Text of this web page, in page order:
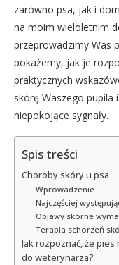
zarówno psa, jak i
na moim wieloletnim
przeprowadzimy Was
pokażemy, jak je
praktycznych
skórę Waszego pupila
niepokojące sygnały.
Spis treści
Choroby skóry u psa
Wprowadzenie
Najczęściej
Objawy skórne
Terapia schorzeń
Jak rozpoznać, że
do weterynarza?